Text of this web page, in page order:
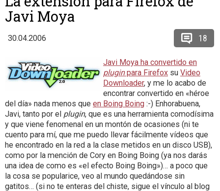
Javi Moya
30.04.2006 18
Javi Moya ha convertido en
pluginpara Firefox su Video
Downloader, y me lo acabo de
encontrar convertido en «héroe
del día» nada menos que en Boing Boing :-) Enhorabuena,
Javi, tanto por el plugin, que es una herramienta comodísima
y que viene fenomenal en un montón de ocasiones (ni te
cuento para mí, que me puedo llevar fácilmente vídeos que
he encontrado en la red a la clase metidos en un disco USB),
como por la mención de Cory en Boing Boing (ya nos darás
una idea de como es «el efecto Boing Boing»)… a poco que
la cosa se popularice, veo al mundo quedándose sin
gatitos… (si no te enteras del chiste, sigue el vínculo al blog